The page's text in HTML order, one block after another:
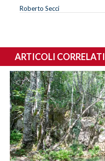
Roberto Secci
ARTICOLI CORRELATI